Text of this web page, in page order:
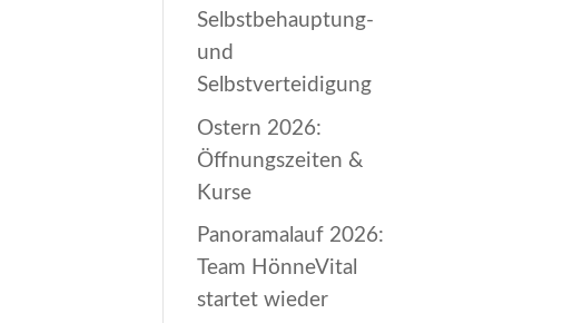
Selbstbehauptung-
und
Selbstverteidigung
Ostern 2026:
Öffnungszeiten &
Kurse
Panoramalauf 2026:
Team HönneVital
startet wieder